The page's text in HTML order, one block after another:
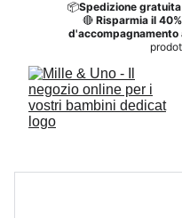
📦Spedizione
🔴 Risparmia il 40%
d'accompagnamento